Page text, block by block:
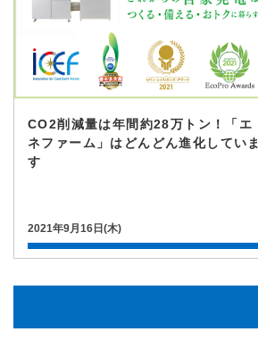
CO2削減量は年間約28万トン！「エ
ネファーム」はどんどん進化していま
す
2021年9月16日(木)